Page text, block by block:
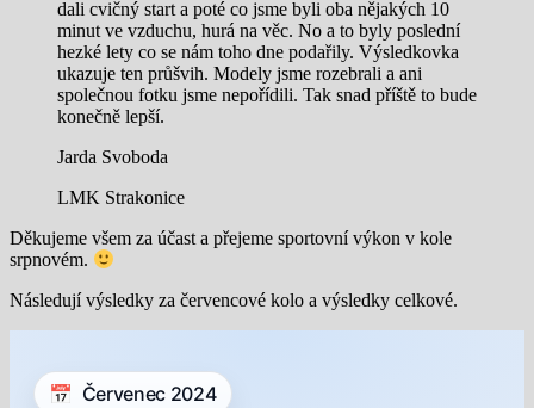
dali cvičný start a poté co jsme byli oba nějakých 10
minut ve vzduchu, hurá na věc. No a to byly poslední
hezké lety co se nám toho dne podařily. Výsledkovka
ukazuje ten průšvih. Modely jsme rozebrali a ani
společnou fotku jsme nepořídili. Tak snad příště to bude
konečně lepší.
Jarda Svoboda
LMK Strakonice
Děkujeme všem za účast a přejeme sportovní výkon v kole
srpnovém.
Následují výsledky za červencové kolo a výsledky celkové.